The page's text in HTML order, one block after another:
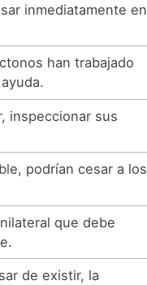
inmediatamente en
han trabajado
inspeccionar sus
podrían cesar a los
que debe
de existir, la